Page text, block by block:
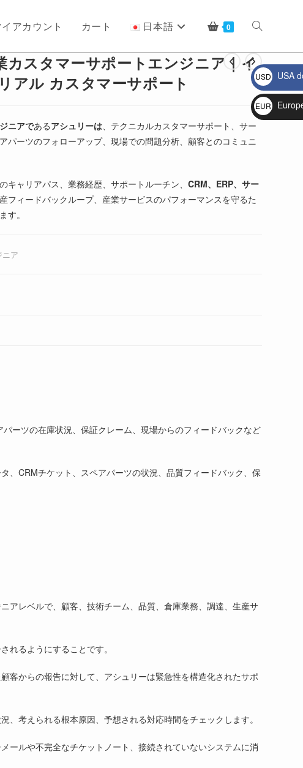
アカウント カート 日本語 0 ウ
ェ
ブ
サ
カスタマーサポートエンジニア｜イ
アル カスタマーサポート
ニアであるアシュリーは、テクニカルカスタマーサポート、サー
パーツのフォローアップ、現場での問題分析、顧客とのコミュニ
キャリアパス、業務経歴、サポートルーチン、 CRM、ERP、サー
フィードバックループ、産業サービスのパフォーマンスを守るた
す。
ア
ーツの在庫状況、保証クレーム、現場からのフィードバックなど
、CRMチケット、スペアパーツの状況、品質フィードバック、保
アレベルで、顧客、技術チーム、品質、倉庫業務、調達、生産サ
れるようにすることです。
客からの報告に対して、アシュリーは緊急性を構造化されたサポ
考えられる根本原因、予想される対応時間をチェックします。
ールや不完全なチケットノート、接続されていないシステムに消
USD
$
USA
EUR
€